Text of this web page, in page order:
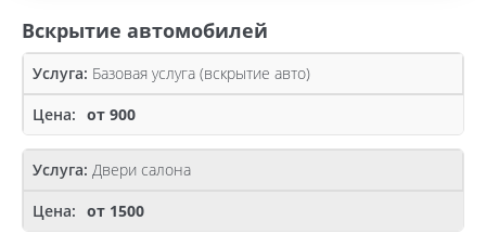
Вскрытие автомобилей
Базовая услуга (вскрытие авто)
от 900
Двери салона
от 1500